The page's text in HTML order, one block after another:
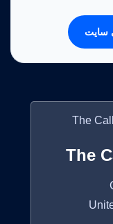
سایت
The